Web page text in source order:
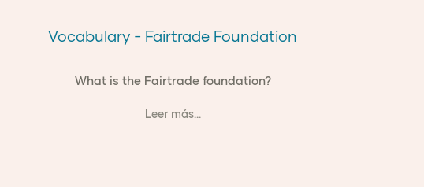
Vocabulary - Fairtrade Foundation
What is the Fairtrade foundation?
Leer más...